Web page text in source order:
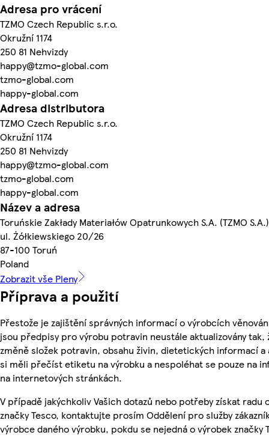
Adresa pro vrácení
TZMO Czech Republic s.r.o.
Okružní 1174
250 81 Nehvizdy
happy@tzmo-global.com
tzmo-global.com
happy-global.com
Adresa distributora
TZMO Czech Republic s.r.o.
Okružní 1174
250 81 Nehvizdy
happy@tzmo-global.com
tzmo-global.com
happy-global.com
Název a adresa
Toruńskie Zakłady Materiałów Opatrunkowych S.A. (TZMO S.A.)
ul. Żółkiewskiego 20/26
87-100 Toruń
Poland
Zobrazit vše Pleny
Příprava a použití
Přestože je zajištění správných informací o výrobcích
jsou předpisy pro výrobu potravin neustále aktualizovány tak,
změně složek potravin, obsahu živin, dietetických informací a
si měli přečíst etiketu na výrobku a nespoléhat se pouze na
na internetových stránkách.
V případě jakýchkoliv Vašich dotazů nebo potřeby získat radu
značky Tesco, kontaktujte prosím Oddělení pro služby
výrobce daného výrobku, pokdu se nejedná o výrobek značky